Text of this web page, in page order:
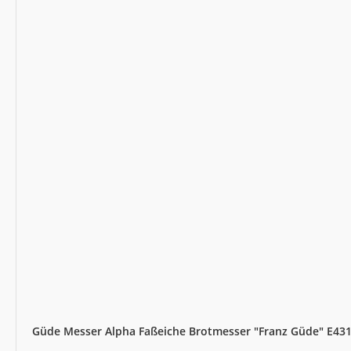
Güde Messer Alpha Faßeiche Brotmesser "Franz Güde"